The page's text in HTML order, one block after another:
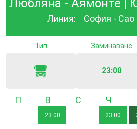
Любляна - Аямонте |
Линия: София - Сао
Тип Заминаване
23:00
ПонеделникВторник
23:00 23:00